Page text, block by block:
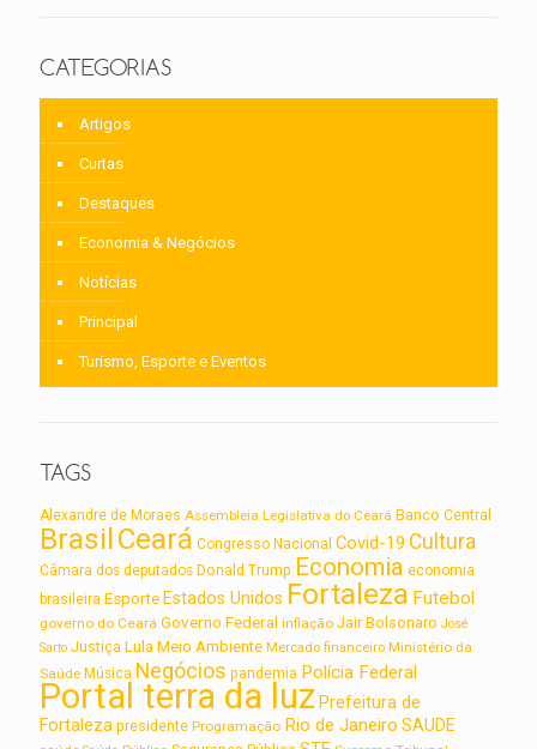
CATEGORIAS
Artigos
Curtas
Destaques
Economia & Negócios
Notícias
Principal
Turismo, Esporte e Eventos
TAGS
Alexandre de Moraes Assembleia Legislativa do Ceará Banco Central
BrasilCeará Congresso Nacional Covid-19 Cultura
Câmara dos deputados Donald Trump Economia economia
brasileira Esporte Estados Unidos Fortaleza Futebol
governo do Ceará Governo Federal inflação Jair Bolsonaro José
Sarto Justiça Lula Meio Ambiente Mercado financeiro Ministério da
Saúde Música Negócios pandemia Polícia Federal
Portal terra da luz Prefeitura de
Fortaleza presidente Programação Rio de Janeiro SAUDE